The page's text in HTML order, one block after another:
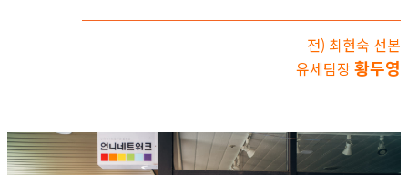
전) 최현숙 선본
유세팀장황두영